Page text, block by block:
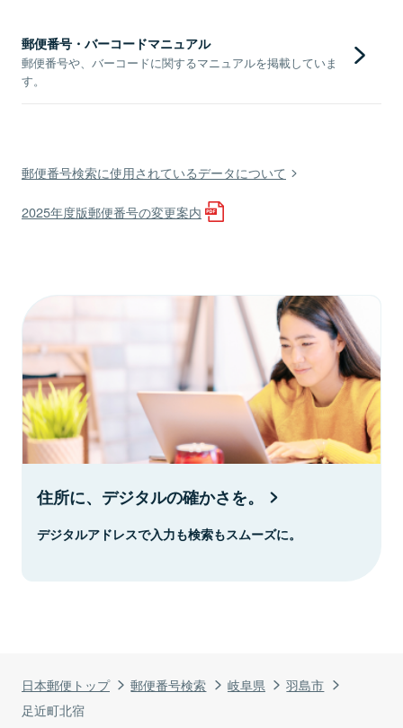
日本郵便トップ 郵便番号検索 岐阜県
羽島市
足近町北宿
郵便番号・バーコードマニュアル
郵便番号や、バーコードに関するマニュアルを掲載していま
す。
郵便番号検索に使用されているデータについて
2025年度版郵便番号の変更案内
住所に、デジタルの確かさを。
デジタルアドレスで入力も検索もスムーズに。